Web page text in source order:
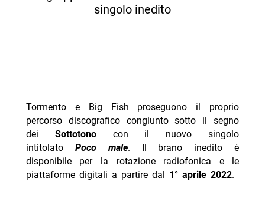
singolo inedito
Tormento e Big Fish proseguono il proprio
percorso discografico congiunto sotto il segno
dei Sottotono con il nuovo singolo
intitolato Poco male. Il brano inedito è
disponibile per la rotazione radiofonica e le
piattaforme digitali a partire dal 1° aprile 2022.